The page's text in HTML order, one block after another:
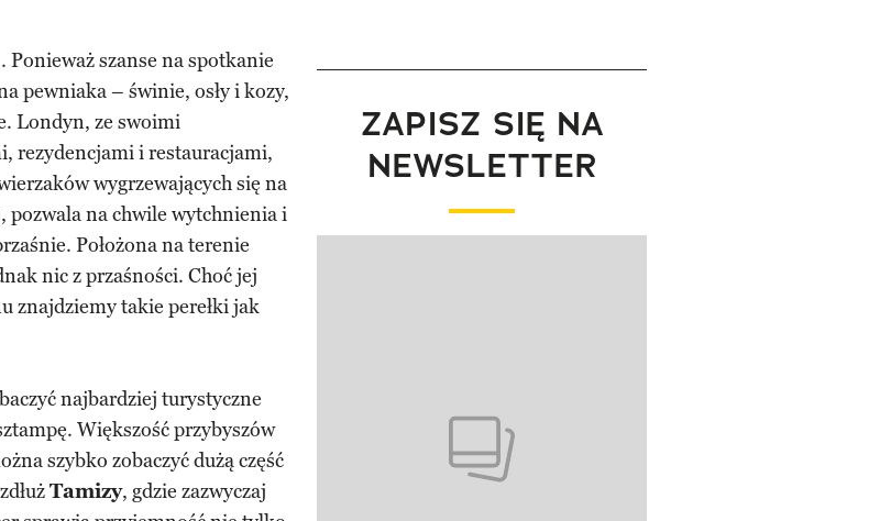
. Ponieważ szanse na spotkanie
pewniaka – świnie, osły i kozy,
Londyn, ze swoimi
rezydencjami i restauracjami,
wygrzewających się na
pozwala na chwile wytchnienia i
Położona na terenie
nic z przaśności. Choć jej
znajdziemy takie perełki jak
najbardziej turystyczne
Większość przybyszów
szybko zobaczyć dużą część
Tamizy, gdzie zazwyczaj
ZAPISZ SIĘ NA
NEWSLETTER